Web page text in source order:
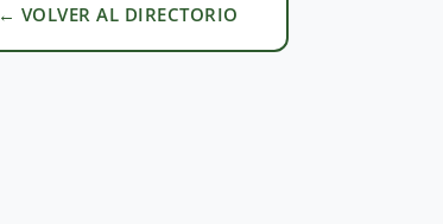
← VOLVER AL DIRECTORIO